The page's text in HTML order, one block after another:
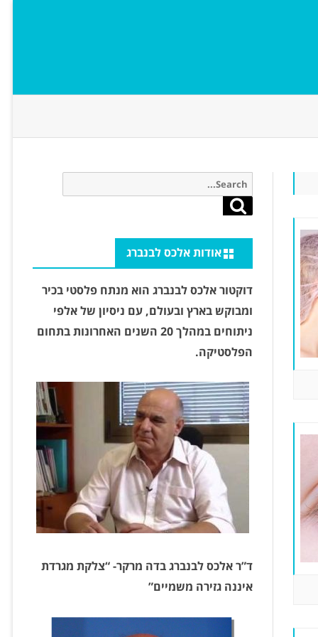
Search
for:
Search
אודות אלכס לבנברג
דוקטור אלכס לבנברג הוא מנתח פלסטי בכיר
ומבוקש בארץ ובעולם, עם ניסיון של אלפי
ניתוחים במהלך 20 השנים האחרונות בתחום
הפלסטיקה.
ד”ר אלכס לבנברג בדה מרקר- “צלקת מגרדת
איננה גזירה משמיים”